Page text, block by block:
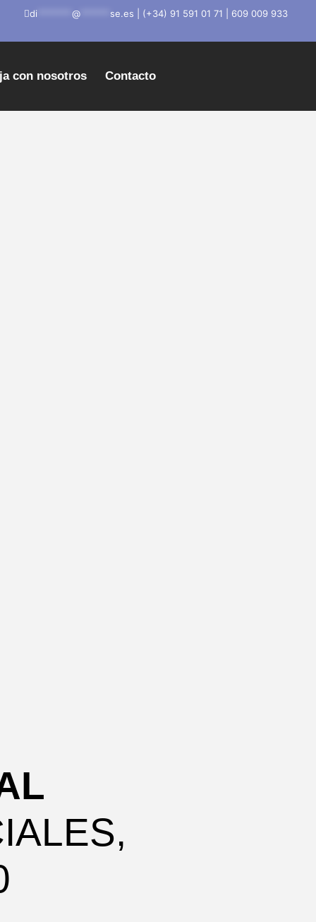
di @ se.es (+34) 91 591 01 71 609 009 933
con nosotros Contacto